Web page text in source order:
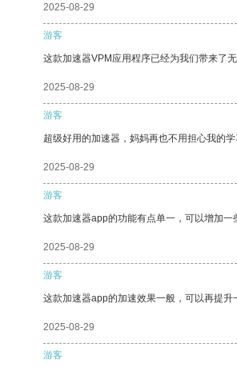
2025-08-29
游客
这款加速器VPM应用程序已经为我们带来了
2025-08-29
游客
超级好用的加速器，妈妈再也不用担心我的学
2025-08-29
游客
这款加速器app的功能有点单一，可以增加
2025-08-29
游客
这款加速器app的加速效果一般，可以再提升
2025-08-29
游客